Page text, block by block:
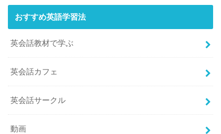
おすすめ英語学習法
英会話教材で学ぶ
英会話カフェ
英会話サークル
動画